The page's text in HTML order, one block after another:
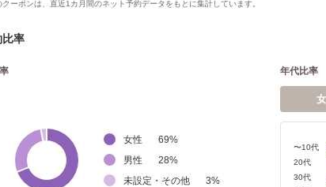
ーポンは、直近1カ月間のネット予約データをもとに集計しています。
比率
女性 69%
男性
28%
未設定・その他
3%
年代比率
〜10代
20代
30代